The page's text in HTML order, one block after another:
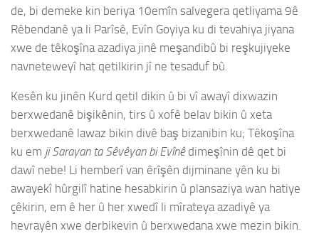
de, bi demeke kin beriya 10emîn salvegera qetliyama 9ê
Rêbendanê ya li Parîsê, Evîn Goyiya ku di tevahiya jiyana
xwe de têkoşîna azadiya jinê meşandibû bi reşkujiyeke
navneteweyî hat qetilkirin jî ne tesaduf bû.
Kesên ku jinên Kurd qetil dikin û bi vî awayî dixwazin
berxwedanê bişikênin, tirs û xofê belav bikin û xeta
berxwedanê lawaz bikin divê baş bizanibin ku; Têkoşîna
ku em ji Sarayan ta Sêvêyan bi Evînêdimeşînin dê qet bi
dawî nebe! Li hemberî van êrîşên dijminane yên ku bi
awayekî hûrgilî hatine hesabkirin û plansaziya wan hatiye
çêkirin, em ê her û her xwedî li mîrateya azadiyê ya
hevrayên xwe derbikevin û berxwedana xwe mezin bikin.